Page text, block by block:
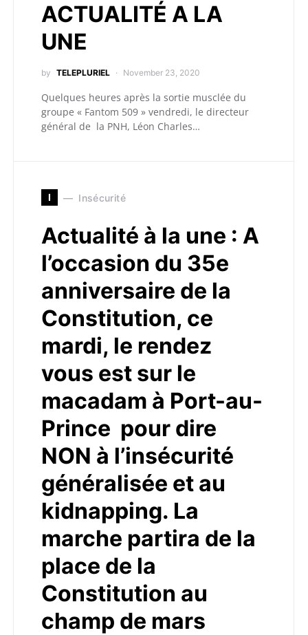
ACTUALITÉ A LA
UNE
by TELEPLURIEL November 23, 2020
Quelques heures après la sortie musclée du
groupe « Fantom 509 » vendredi, le directeur
général de la PNH, Léon Charles…
I Insécurité
Actualité à la une : A
l’occasion du 35e
anniversaire de la
Constitution, ce
mardi, le rendez
vous est sur le
macadam à Port-au-
Prince pour dire
NON à l’insécurité
généralisée et au
kidnapping. La
marche partira de la
place de la
Constitution au
champ de mars